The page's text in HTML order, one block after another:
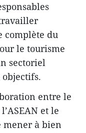
complète du
le tourisme
sectoriel
entre le
et le
mener à bien